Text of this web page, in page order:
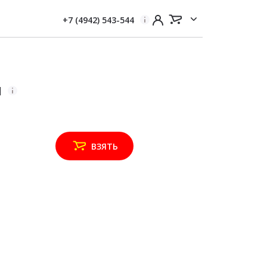
+7 (4942) 543-544
ВЗЯТЬ